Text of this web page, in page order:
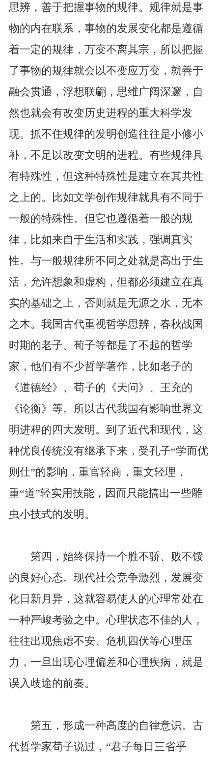
思辨，善于把握事物的规律。规律就是事
物的内在联系，事物的发展变化都是遵循
着一定的规律，万变不离其宗，所以把握
了事物的规律就会以不变应万变，就善于
融会贯通，浮想联翩，思维广阔深邃，自
然也就会有改变历史进程的重大科学发
现。抓不住规律的发明创造往往是小修小
补，不足以改变文明的进程。有些规律具
有特殊性，但这种特殊性是建立在其共性
之上的。比如文学创作规律就具有不同于
一般的特殊性。但它也遵循着一般的规
律，比如来自于生活和实践，强调真实
性。与一般规律所不同之处就是高出于生
活，允许想象和虚构，但都必须建立在真
实的基础之上，否则就是无源之水，无本
之木。我国古代重视哲学思辨，春秋战国
时期的老子、荀子等都是了不起的哲学
家，他们有不少哲学著作，比如老子的
《道德经》、荀子的《天问》、王充的
《论衡》等。所以古代我国有影响世界文
明进程的四大发明。到了近代和现代，这
种优良传统没有继承下来，受孔子“学而优
则仕”的影响，重官轻商，重文轻理，
重“道”轻实用技能，因而只能搞出一些雕
虫小技式的发明。
第四，始终保持一个胜不骄、败不馁
的良好心态。现代社会竞争激烈，发展变
化日新月异，这就容易使人的心理常处在
一种严峻考验之中。心理状态不佳的人，
往往出现焦虑不安、危机四伏等心理压
力，一旦出现心理偏差和心理疾病，就是
误入歧途的前奏。
第五，形成一种高度的自律意识。古
代哲学家荀子说过，“君子每日三省乎